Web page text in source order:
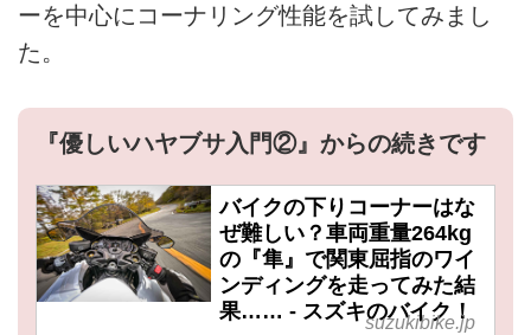
ーを中心にコーナリング性能を試してみまし
た。
『優しいハヤブサ入門②』からの続きです
バイクの下りコーナーはな
ぜ難しい？車両重量264kg
の『隼』で関東屈指のワイ
ンディングを走ってみた結
果…… - スズキのバイク！
suzukibike.jp